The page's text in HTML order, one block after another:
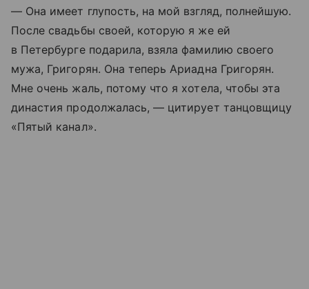
— Она имеет глупость, на мой взгляд, полнейшую.
После свадьбы своей, которую я же ей
в Петербурге подарила, взяла фамилию своего
мужа, Григорян. Она теперь Ариадна Григорян.
Мне очень жаль, потому что я хотела, чтобы эта
династия продолжалась, — цитирует танцовщицу
«Пятый канал».